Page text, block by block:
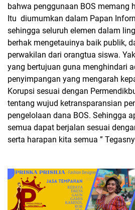
bahwa penggunaan BOS memang
Itu diumumkan dalam Papan
sehingga seluruh elemen dalam
berhak mengetauinya baik publik,
perwakilan dari orangtua siswa.
yang bertujuan guna menghindari
penyimpangan yang mengarah
Korupsi sesuai dengan
tentang wujud ketransparansian
pengelolaan dana BOS. Sehingga
semua dapat berjalan sesuai
serta harapan kita semua ”